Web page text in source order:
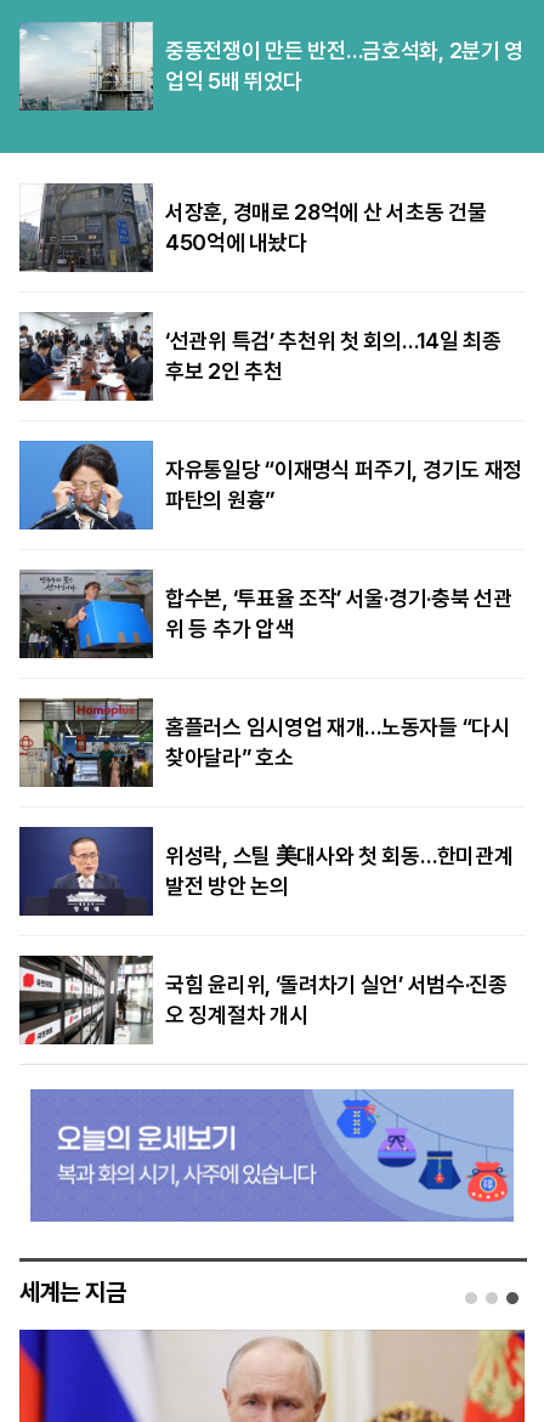
중동전쟁이 만든 반전…금호석화, 2분기 영
업익 5배 뛰었다
서장훈, 경매로 28억에 산 서초동 건물
450억에 내놨다
‘선관위 특검’ 추천위 첫 회의…14일 최종
후보 2인 추천
자유통일당 “이재명식 퍼주기, 경기도 재정
파탄의 원흉”
합수본, ‘투표율 조작’ 서울·경기·충북 선관
위 등 추가 압색
홈플러스 임시영업 재개…노동자들 “다시
찾아달라” 호소
위성락, 스틸 美대사와 첫 회동…한미관계
발전 방안 논의
국힘 윤리위, ‘돌려차기 실언’ 서범수·진종
오 징계절차 개시
세계는 지금